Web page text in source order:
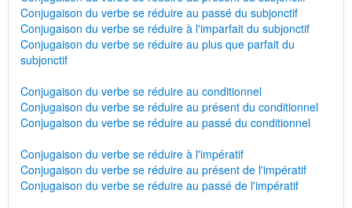
Conjugaison du verbe se réduire au passé du subjonctif
Conjugaison du verbe se réduire à l'imparfait du subjonctif
Conjugaison du verbe se réduire au plus que parfait du
subjonctif
Conjugaison du verbe se réduire au conditionnel
Conjugaison du verbe se réduire au présent du conditionnel
Conjugaison du verbe se réduire au passé du conditionnel
Conjugaison du verbe se réduire à l'impératif
Conjugaison du verbe se réduire au présent de l'impératif
Conjugaison du verbe se réduire au passé de l'impératif